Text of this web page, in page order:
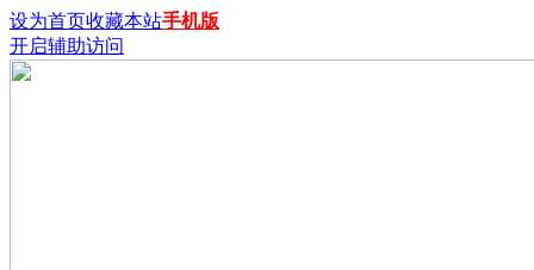
设为首页收藏本站手机版
开启辅助访问